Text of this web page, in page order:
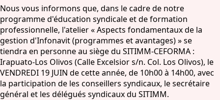
Nous vous informons que, dans le cadre de notre
programme d'éducation syndicale et de formation
professionnelle, l'atelier « Aspects fondamentaux de la
gestion d'Infonavit (programmes et avantages) » se
tiendra en personne au siège du SITIMM-CEFORMA :
Irapuato-Los Olivos (Calle Excelsior s/n. Col. Los Olivos), le
VENDREDI 19 JUIN de cette année, de 10h00 à 14h00, avec
la participation de les conseillers syndicaux, le secrétaire
général et les délégués syndicaux du SITIMM.